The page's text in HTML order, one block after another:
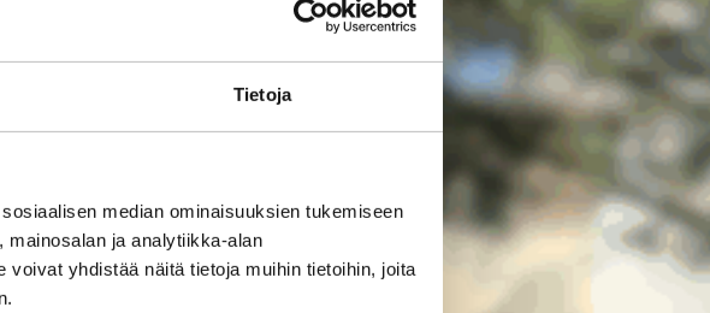
Tietoja
median ominaisuuksien tukemiseen
ja analytiikka-alan
yhdistää näitä tietoja muihin tietoihin, joita